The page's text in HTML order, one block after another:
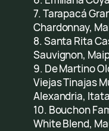
7. Tarapacá
Chardonnay,
8. Santa Rita
Sauvignon,
9. De Martino
Viejas Tinajas
Alexandria,
10. Bouchon
White Blend,